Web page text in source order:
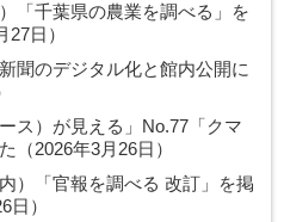
「千葉県の農業を調べる」を
日）
聞のデジタル化と館内公開に
ス）が見える」No.77「クマ
（2026年3月26日）
）「官報を調べる 改訂」を掲
）